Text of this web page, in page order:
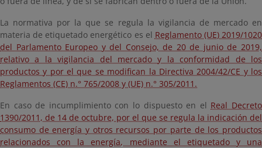
La normativa por la que se regula la vigilancia de mercado en
materia de etiquetado energético es el Reglamento (UE) 2019/1020
del Parlamento Europeo y del Consejo, de 20 de junio de 2019,
relativo a la vigilancia del mercado y la conformidad de los
productos y por el que se modifican la Directiva 2004/42/CE y los
Reglamentos (CE) n.° 765/2008 y (UE) n.° 305/2011.
En caso de incumplimiento con lo dispuesto en el Real Decreto
1390/2011, de 14 de octubre, por el que se regula la indicación del
consumo de energía y otros recursos por parte de los productos
relacionados con la energía, mediante el etiquetado y una